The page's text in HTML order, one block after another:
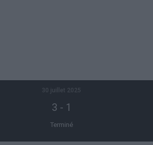
30 juillet 2025
3 - 1
Terminé